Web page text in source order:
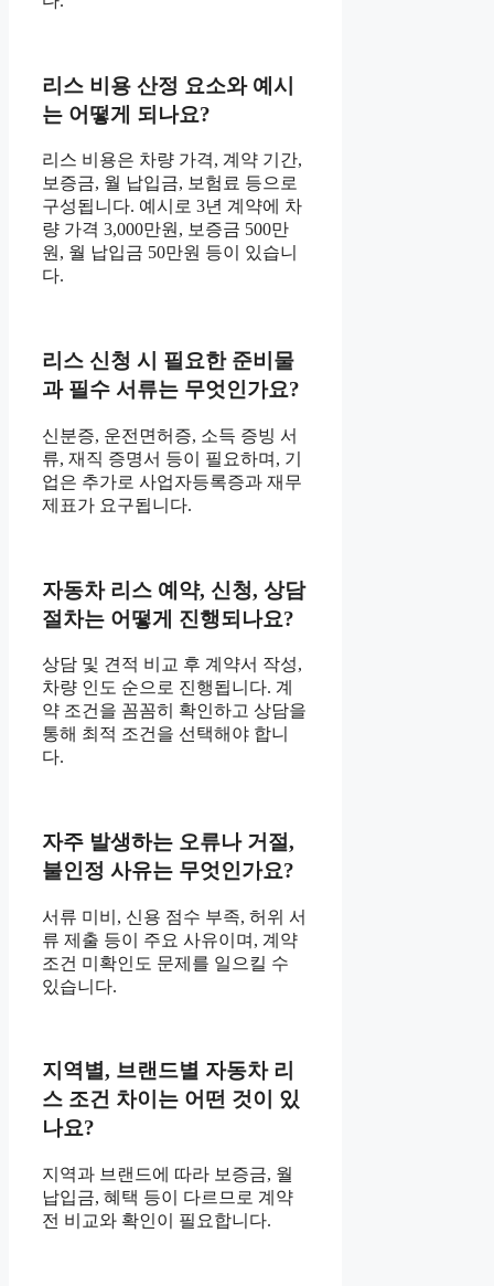
리스 비용 산정 요소와 예시
는 어떻게 되나요?
리스 비용은 차량 가격, 계약 기간,
보증금, 월 납입금, 보험료 등으로
구성됩니다. 예시로 3년 계약에 차
량 가격 3,000만원, 보증금 500만
원, 월 납입금 50만원 등이 있습니
다.
리스 신청 시 필요한 준비물
과 필수 서류는 무엇인가요?
신분증, 운전면허증, 소득 증빙 서
류, 재직 증명서 등이 필요하며, 기
업은 추가로 사업자등록증과 재무
제표가 요구됩니다.
자동차 리스 예약, 신청, 상담
절차는 어떻게 진행되나요?
상담 및 견적 비교 후 계약서 작성,
차량 인도 순으로 진행됩니다. 계
약 조건을 꼼꼼히 확인하고 상담을
통해 최적 조건을 선택해야 합니
다.
자주 발생하는 오류나 거절,
불인정 사유는 무엇인가요?
서류 미비, 신용 점수 부족, 허위 서
류 제출 등이 주요 사유이며, 계약
조건 미확인도 문제를 일으킬 수
있습니다.
지역별, 브랜드별 자동차 리
스 조건 차이는 어떤 것이 있
나요?
지역과 브랜드에 따라 보증금, 월
납입금, 혜택 등이 다르므로 계약
전 비교와 확인이 필요합니다.